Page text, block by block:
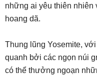
những ai yêu thiên nhiên
hoang dã.
Thung lũng Yosemite,
quanh bởi các ngọn núi
có thể thưởng ngoạn